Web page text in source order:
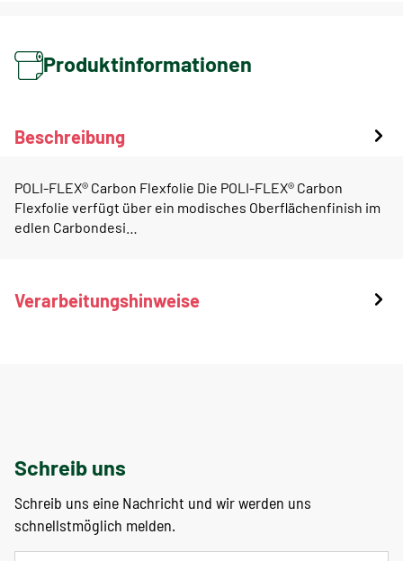
Produktinformationen
Beschreibung
POLI-FLEX® Carbon Flexfolie Die POLI-FLEX® Carbon
Flexfolie verfügt über ein modisches Oberflächenfinish im
edlen Carbondesi…
Verarbeitungshinweise
Schreib uns
Schreib uns eine Nachricht und wir werden uns
schnellstmöglich melden.